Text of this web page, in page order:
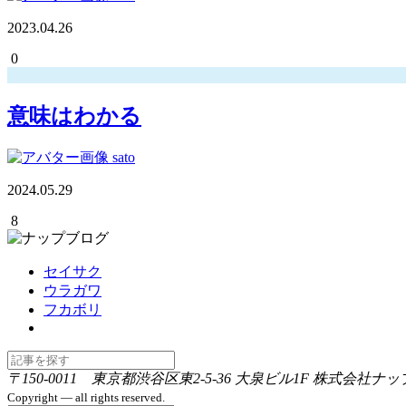
2023.04.26
0
意味はわかる
sato
2024.05.29
8
セイサク
ウラガワ
フカボリ
〒150-0011 東京都渋谷区東2-5-36 大泉ビル1F 株式会社ナッ
Copyright — all rights reserved.